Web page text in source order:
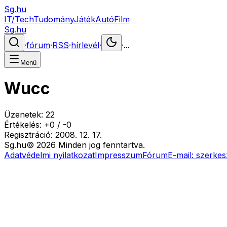
Sg.hu
IT/TechTudományJátékAutóFilm
Sg.hu
·fórum·RSS·hírlevél· ·...
Menü
Wucc
Üzenetek: 22
Értékelés: +0 / -0
Regisztráció: 2008. 12. 17.
Sg.hu© 2026 Minden jog fenntartva.
Adatvédelmi nyilatkozatImpresszumFórumE-mail: